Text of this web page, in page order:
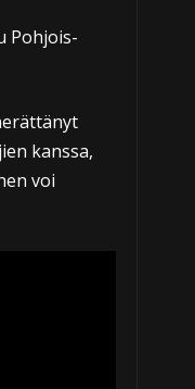
Pohjois-
kanssa,
voi